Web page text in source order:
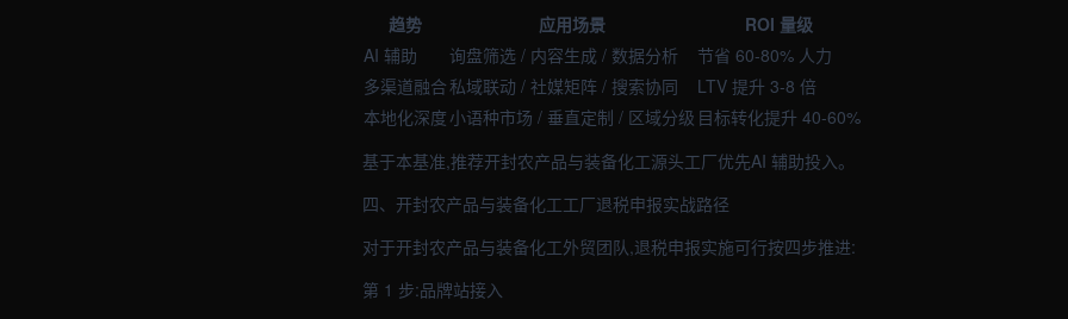
趋势
应用场景
ROI 量级
AI 辅助
询盘筛选 / 内容生成 / 数据分析
节省 60-80% 人力
多渠道融合私域联动 / 社媒矩阵 / 搜索协同
LTV 提升 3-8 倍
本地化深度 小语种市场 / 垂直定制 / 区域分级 目标转化提升 40-60%
基于本基准,推荐开封农产品与装备化工源头工厂优先AI 辅助投入。
四、开封农产品与装备化工工厂退税申报实战路径
对于开封农产品与装备化工外贸团队,退税申报实施可行按四步推进:
第 1 步:品牌站接入